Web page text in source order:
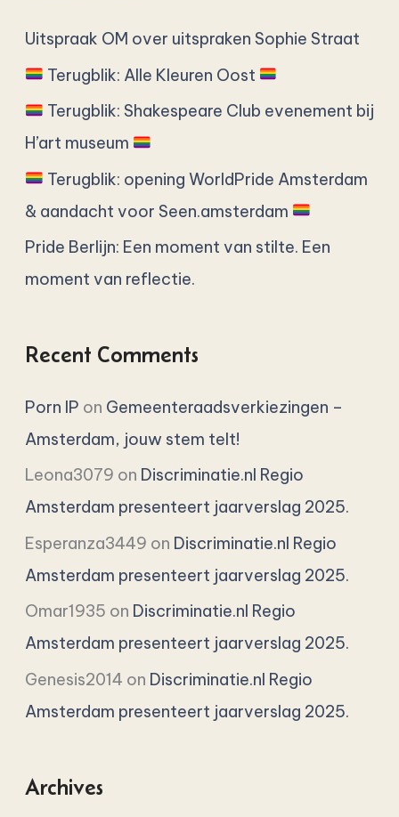
c
h
Uitspraak OM over uitspraken Sophie Straat
Terugblik: Alle Kleuren Oost
Terugblik: Shakespeare Club evenement bij
H’art museum
Terugblik: opening WorldPride Amsterdam
& aandacht voor Seen.amsterdam
Pride Berlijn: Een moment van stilte. Een
moment van reflectie.
Recent Comments
Porn IP on Gemeenteraadsverkiezingen –
Amsterdam, jouw stem telt!
Leona3079 on Discriminatie.nl Regio
Amsterdam presenteert jaarverslag 2025.
Esperanza3449 on Discriminatie.nl Regio
Amsterdam presenteert jaarverslag 2025.
Omar1935 on Discriminatie.nl Regio
Amsterdam presenteert jaarverslag 2025.
Genesis2014 on Discriminatie.nl Regio
Amsterdam presenteert jaarverslag 2025.
Archives